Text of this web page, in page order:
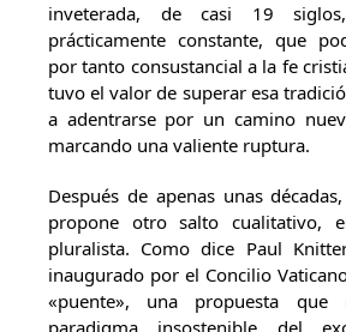
inveterada, de casi 19
prácticamente constante, que
por tanto consustancial a la fe
tuvo el valor de superar esa
a adentrarse por un camino
marcando una valiente ruptura.
Después de apenas unas
propone otro salto cualitativo,
pluralista. Como dice Paul
inaugurado por el Concilio
«puente», una propuesta que
paradigma insostenible del